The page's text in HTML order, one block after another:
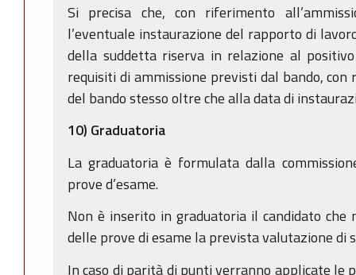
Si precisa che, con riferimento
l’eventuale instaurazione del rapporto di
della suddetta riserva in relazione al
requisiti di ammissione previsti dal bando,
del bando stesso oltre che alla data di
10) Graduatoria
La graduatoria è formulata dalla
prove d’esame.
Non è inserito in graduatoria il candidato che
delle prove di esame la prevista valutazione di
In caso di parità di punti verranno applicate